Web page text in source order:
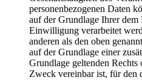
personenbezogenen Daten
auf der Grundlage Ihrer
Einwilligung verarbeitet
anderen als den oben
auf der Grundlage einer
Grundlage geltenden
Zweck vereinbar ist, für den